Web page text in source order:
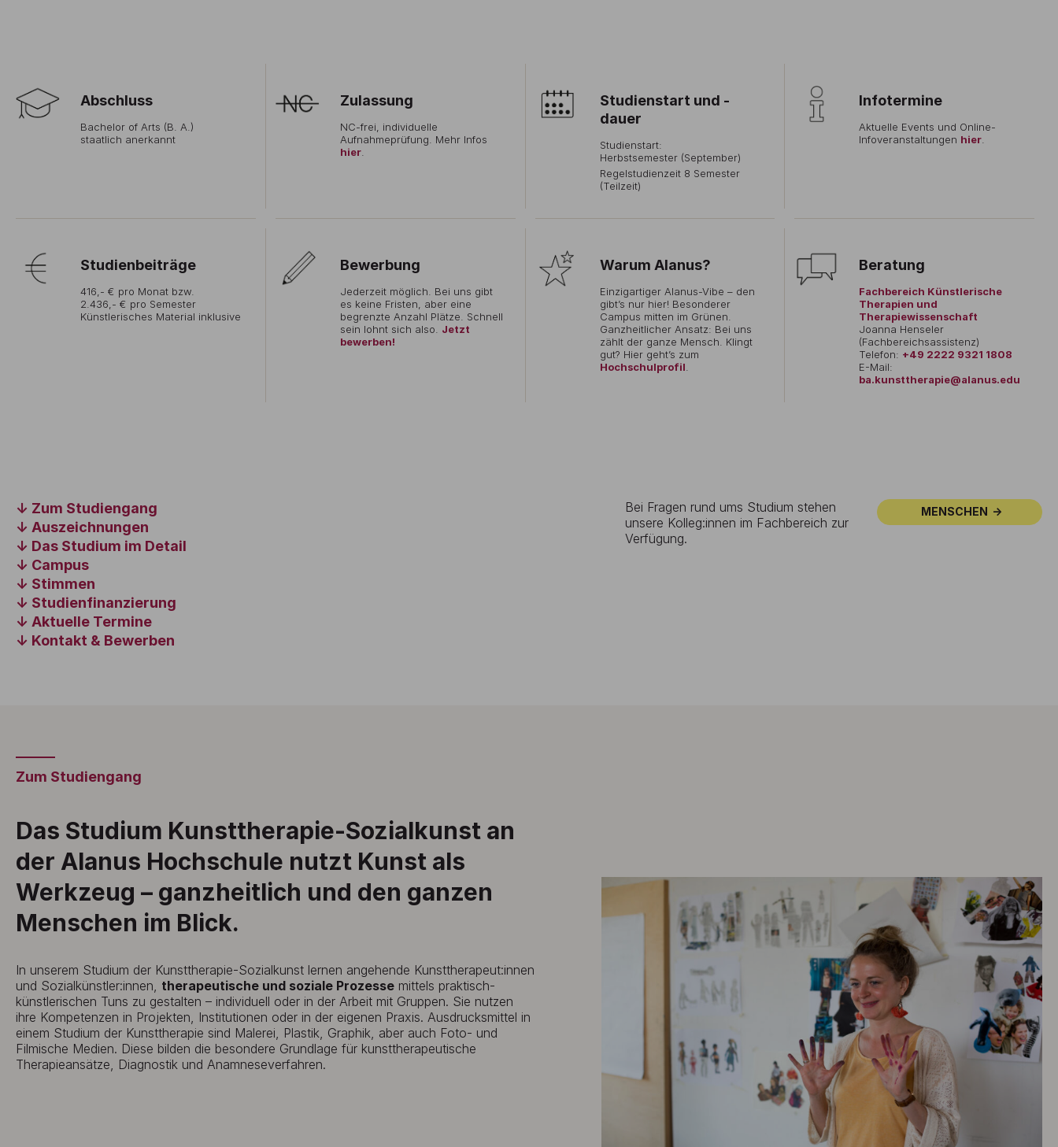
Abschluss
Bachelor of Arts (B. A.)
staatlich anerkannt
Zulassung
NC-frei, individuelle
Aufnahmeprüfung. Mehr Infos
hier.
Studienstart und -
dauer
Studienstart:
Herbstsemester (September)
Regelstudienzeit 8 Semester
(Teilzeit)
Infotermine
Aktuelle Events und Online-
Infoveranstaltungen hier
Studienbeiträge
416,- € pro Monat bzw.
2.436,- € pro Semester
Künstlerisches Material inklusive
Bewerbung
Jederzeit möglich. Bei uns gibt
es keine Fristen, aber eine
begrenzte Anzahl Plätze. Schnell
sein lohnt sich also. Jetzt
bewerben!
Warum Alanus?
Einzigartiger Alanus-Vibe – den
gibt’s nur hier! Besonderer
Campus mitten im Grünen.
Ganzheitlicher Ansatz: Bei uns
zählt der ganze Mensch. Klingt
gut? Hier geht’s zum
Hochschulprofil
Beratung
Fachbereich Künstlerische
Therapien und
Therapiewissenschaft
Joanna Henseler
(Fachbereichsassistenz)
Telefon: +49 2222 9321 1808
E-Mail:
ba.kunsttherapie@alanus.edu
Zum Studiengang
Auszeichnungen
Das Studium im Detail
Campus
Stimmen
Studienfinanzierung
Aktuelle Termine
Kontakt & Bewerben
Bei Fragen rund ums Studium stehen
unsere Kolleg:innen im Fachbereich zur
Verfügung.
MENSCHEN
Zum Studiengang
Das Studium Kunsttherapie-Sozialkunst an
der Alanus Hochschule nutzt Kunst als
Werkzeug – ganzheitlich und den ganzen
Menschen im Blick.
In unserem Studium der Kunsttherapie-Sozialkunst lernen angehende Kunsttherapeut:innen
und Sozialkünstler:innen, therapeutische und soziale Prozesse mittels praktisch-
künstlerischen Tuns zu gestalten – individuell oder in der Arbeit mit Gruppen. Sie nutzen
ihre Kompetenzen in Projekten, Institutionen oder in der eigenen Praxis. Ausdrucksmittel in
einem Studium der Kunsttherapie sind Malerei, Plastik, Graphik, aber auch Foto- und
Filmische Medien. Diese bilden die besondere Grundlage für kunsttherapeutische
Therapieansätze, Diagnostik und Anamneseverfahren.